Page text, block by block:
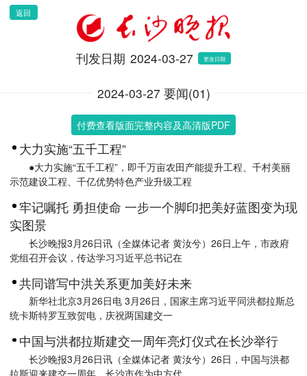
返回
刊发日期 2024-03-27 更改日期
2024-03-27 要闻(01)
付费查看版面完整内容及高清版PDF
大力实施“五千工程”
●大力实施“五千工程”，即千万亩农田产能提升工程、千村美丽
示范建设工程、千亿优势特色产业升级工程
牢记嘱托 勇担使命 一步一个脚印把美好蓝图变为现
实图景
长沙晚报3月26日讯（全媒体记者 黄汝兮）26日上午，市政府
党组召开会议，传达学习习近平总书记在
共同谱写中洪关系更加美好未来
新华社北京3月26日电 3月26日，国家主席习近平同洪都拉斯总
统卡斯特罗互致贺电，庆祝两国建交一
中国与洪都拉斯建交一周年亮灯仪式在长沙举行
长沙晚报3月26日讯（全媒体记者 黄汝兮）26日，中国与洪都